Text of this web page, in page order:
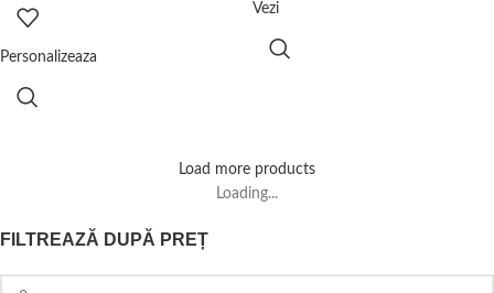
FILTREAZĂ DUPĂ PREȚ
Personalizeaza
Vezi
Load more products
Loading...